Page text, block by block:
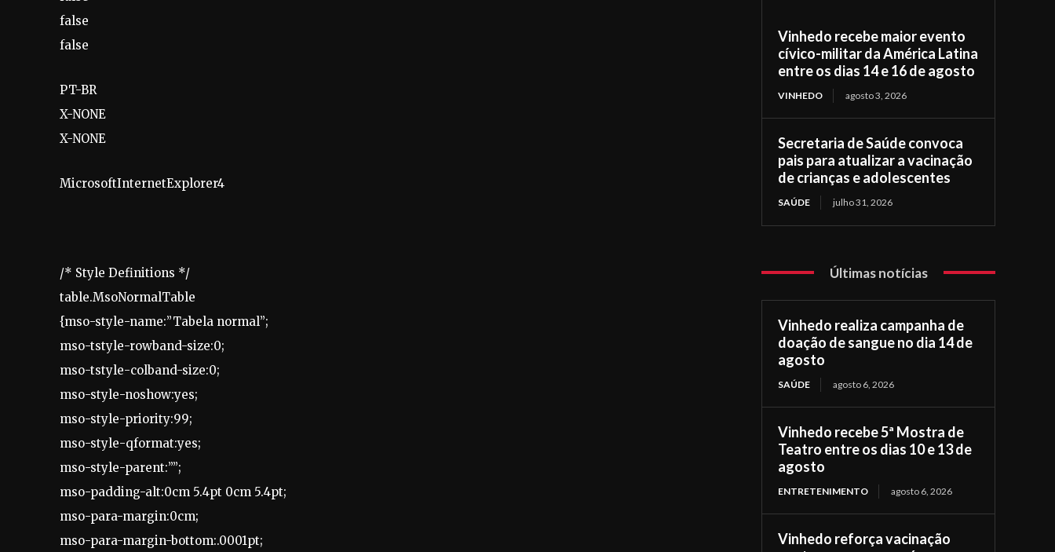
false
false
PT-BR
X-NONE
X-NONE
MicrosoftInternetExplorer4
/* Style Definitions */
table.MsoNormalTable
{mso-style-name:”Tabela normal”;
mso-tstyle-rowband-size:0;
mso-tstyle-colband-size:0;
mso-style-noshow:yes;
mso-style-priority:99;
mso-style-qformat:yes;
mso-style-parent:””;
mso-padding-alt:0cm 5.4pt 0cm 5.4pt;
mso-para-margin:0cm;
mso-para-margin-bottom:.0001pt;
Vinhedo recebe maior evento
cívico-militar da América Latina
entre os dias 14 e 16 de agosto
VINHEDO agosto 3, 2026
Secretaria de Saúde convoca
pais para atualizar a vacinação
de crianças e adolescentes
SAÚDE julho 31, 2026
Últimas notícias
Vinhedo realiza campanha de
doação de sangue no dia 14 de
agosto
SAÚDE agosto 6, 2026
Vinhedo recebe 5ª Mostra de
Teatro entre os dias 10 e 13 de
agosto
ENTRETENIMENTO agosto 6, 2026
Vinhedo reforça vacinação